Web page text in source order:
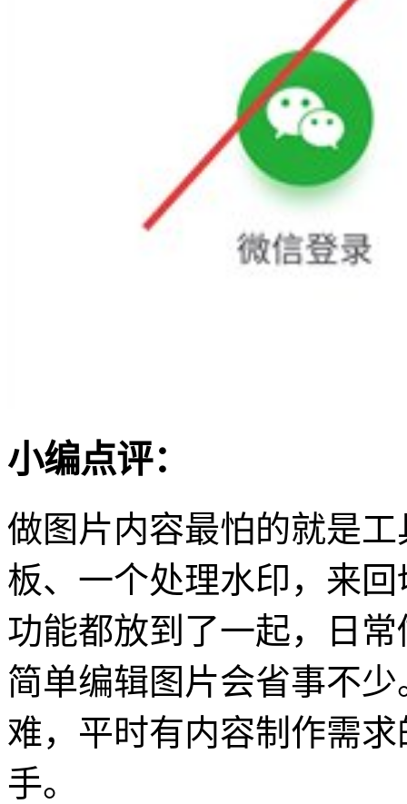
小编点评：
做图片内容最怕的就是
板、一个处理水印，来
功能都放到了一起，日
简单编辑图片会省事不
难，平时有内容制作需
手。